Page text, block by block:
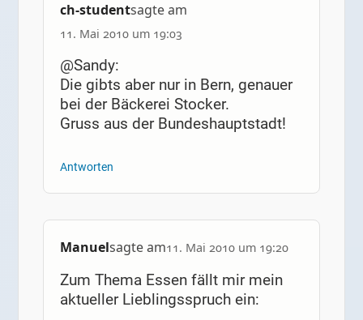
ch-studentsagte am
11. Mai 2010 um 19:03
@Sandy:
Die gibts aber nur in Bern, genauer
bei der Bäckerei Stocker.
Gruss aus der Bundeshauptstadt!
Antworten
Manuelsagte am11. Mai 2010 um 19:20
Zum Thema Essen fällt mir mein
aktueller Lieblingsspruch ein: